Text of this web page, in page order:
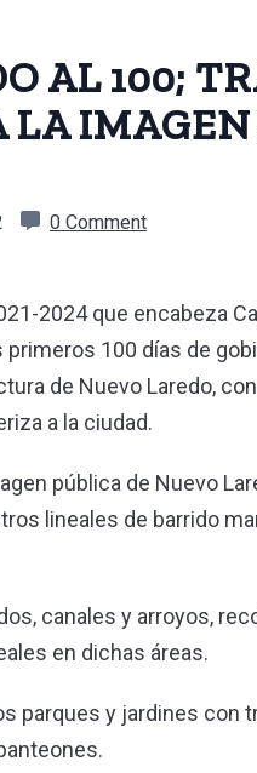
AL 100;
0 Comment
2024 que encabeza
100 días de
de Nuevo Laredo,
a la ciudad.
pública de Nuevo
lineales de barrido
canales y arroyos,
en dichas áreas.
parques y jardines con